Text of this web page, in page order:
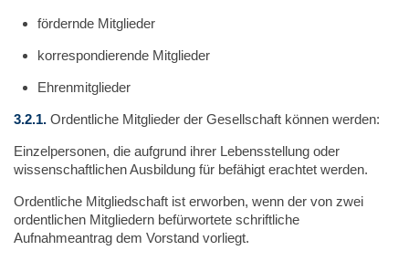
fördernde Mitglieder
korrespondierende Mitglieder
Ehrenmitglieder
3.2.1. Ordentliche Mitglieder der Gesellschaft können werden:
Einzelpersonen, die aufgrund ihrer Lebensstellung oder
wissenschaftlichen Ausbildung für befähigt erachtet werden.
Ordentliche Mitgliedschaft ist erworben, wenn der von zwei
ordentlichen Mitgliedern befürwortete schriftliche
Aufnahmeantrag dem Vorstand vorliegt.